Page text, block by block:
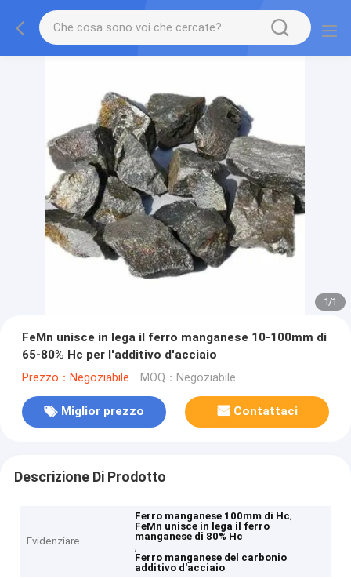
1/1
FeMn unisce in lega il ferro manganese 10-100mm di
65-80% Hc per l'additivo d'acciaio
Prezzo：Negoziabile MOQ：Negoziabile
Miglior prezzo Contattaci
Descrizione Di Prodotto
Evidenziare
Ferro manganese 100mm di Hc,
FeMn unisce in lega il ferro
manganese di 80% Hc
,
Ferro manganese del carbonio
additivo d'acciaio